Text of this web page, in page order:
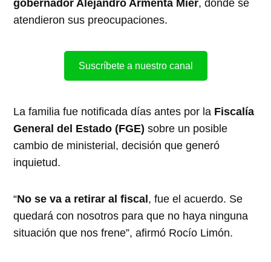
gobernador Alejandro Armenta Mier, donde se
atendieron sus preocupaciones.
Suscríbete a nuestro canal
La familia fue notificada días antes por la Fiscalía
General del Estado (FGE) sobre un posible
cambio de ministerial, decisión que generó
inquietud.
“No se va a retirar al fiscal, fue el acuerdo. Se
quedará con nosotros para que no haya ninguna
situación que nos frene”, afirmó Rocío Limón.